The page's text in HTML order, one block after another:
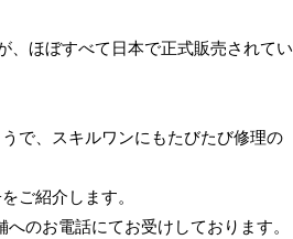
、ほぼすべて日本で正式販売されてい
で、スキルワンにもたびたび修理の
ご紹介します。
のお電話にてお受けしております。